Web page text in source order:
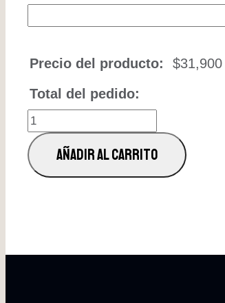
Precio del producto: $31,900
Total del pedido:
CHOP
SUEY
DE
RES
AÑADIR AL CARRITO